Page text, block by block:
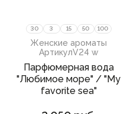
30 3 15 50 100
Женские ароматы
АртикулV24 w
Парфюмерная вода
"Любимое море" / "My
favorite sea"